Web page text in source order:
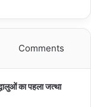
Comments
का पहला जत्था